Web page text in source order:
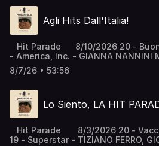
Agli Hits Dall'Italia!
- America, Inc. - GIANNA NANNINI
- IRAMA* 17 - Rolling Stones - THE KOLORS* 16 - Al Mio
Paese - SERENA BRANCALE, LEVANTE,
ACHILLE LAURO* 13 - White Girl Wasted - ANNA 12 - Buon
Vento - JOVANOTTI, ALFA* 11- DNA - GABRY PONTE,
JOVANOTTI 10 - Flamenco Paranoia - SAMURAI JAY* 9 -
Hippy Ya Yo (Peró Anche No) - J AX* 6 - Summer
FRANCESCO GABBANI 5 - Antidroga - EMMA, FABRI FIBRA
8/7/26 • 53:56
Lo Siento, LA HIT
Hit Parade 8/3/2026 20 - Vacci Piano - EMMA, RKOMI
19 - Superstar - TIZIANO FERRO, GIORGIA 18 -